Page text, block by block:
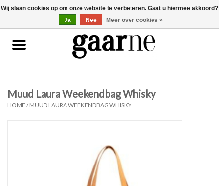
gaarne.be 0 Artikelen - €0,00
Patronen
Garen
Muud Laura Weekendbag Whisky
HOME /MUUD LAURA WEEKENDBAG WHISKY
Wij slaan cookies op om onze website te verbeteren. Gaat u hiermee akkoord?
Ja
Nee Meer over cookies »